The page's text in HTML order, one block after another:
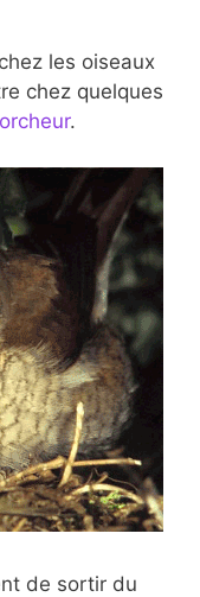
les oiseaux
chez quelques
.
de sortir du